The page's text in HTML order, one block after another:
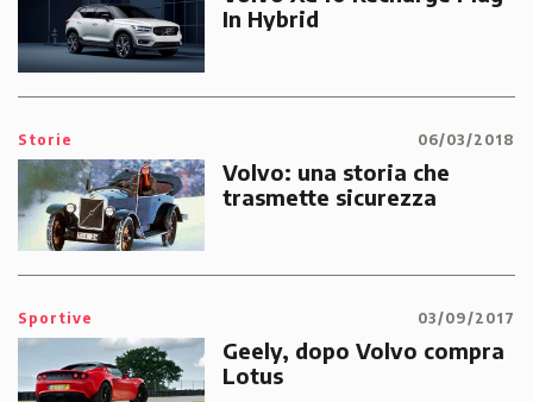
In Hybrid
Storie 06/03/2018
Volvo: una storia che
trasmette sicurezza
Sportive 03/09/2017
Geely, dopo Volvo compra
Lotus